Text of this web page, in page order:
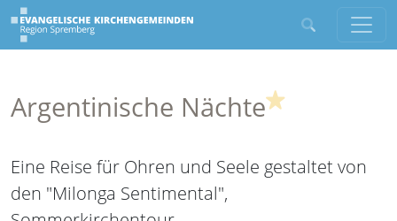
Argentinische Nächte
Eine Reise für Ohren und Seele gestaltet von
den "Milonga Sentimental",